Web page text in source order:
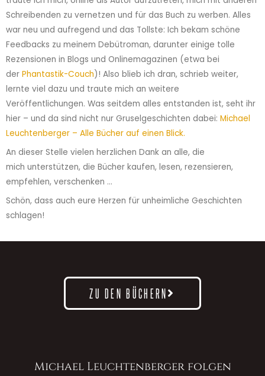
Schreibenden zu vernetzen und für das Buch zu werben. Alles
war neu und aufregend und das Tollste: Ich bekam schöne
Feedbacks zu meinem Debütroman, darunter einige tolle
Rezensionen in Blogs und Onlinemagazinen (etwa bei
der Phantastik-Couch)! Also blieb ich dran, schrieb weiter,
lernte viel dazu und traute mich an weitere
Veröffentlichungen. Was seitdem alles entstanden ist, seht ihr
hier – und da sind nicht nur Gruselgeschichten dabei: Michael
Leuchtenberger – Alle Bücher auf einen Blick.
An dieser Stelle vielen herzlichen Dank an alle, die
mich unterstützen, die Bücher kaufen, lesen, rezensieren,
empfehlen, verschenken …
Schön, dass auch eure Herzen für unheimliche Geschichten
schlagen!
ZU DEN BÜCHERN
Michael Leuchtenberger folgen